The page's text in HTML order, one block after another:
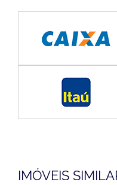
IMÓVEIS